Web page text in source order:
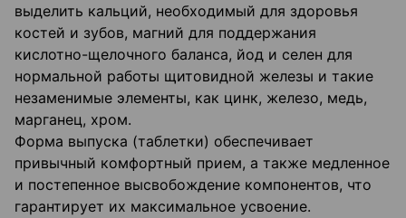
выделить кальций, необходимый для здоровья
костей и зубов, магний для поддержания
кислотно-щелочного баланса, йод и селен для
нормальной работы щитовидной железы и такие
незаменимые элементы, как цинк, железо, медь,
марганец, хром.
Форма выпуска (таблетки) обеспечивает
привычный комфортный прием, а также медленное
и постепенное высвобождение компонентов, что
гарантирует их максимальное усвоение.